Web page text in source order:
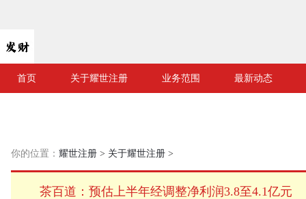
首页 关于耀世注册 业务范围 最新动态
你的位置： 耀世注册 > 关于耀世注册 >
茶百道：预估上半年经调整净利润3.8至4.1亿元